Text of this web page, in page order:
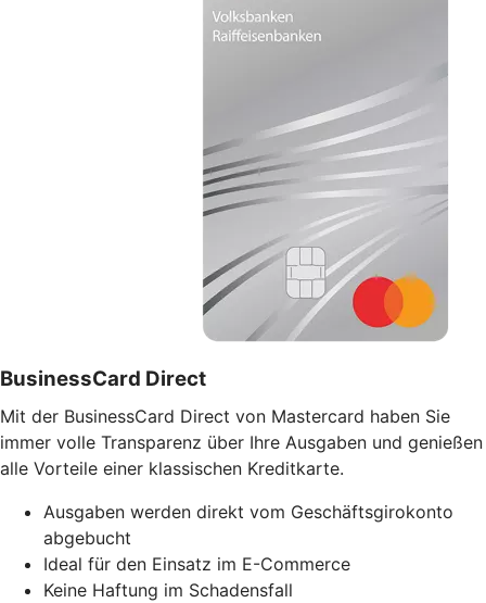
BusinessCard Direct
Mit der BusinessCard Direct von Mastercard haben Sie
immer volle Transparenz über Ihre Ausgaben und genießen
alle Vorteile einer klassischen Kreditkarte.
Ausgaben werden direkt vom Geschäftsgirokonto
abgebucht
Ideal für den Einsatz im E-Commerce
Keine Haftung im Schadensfall